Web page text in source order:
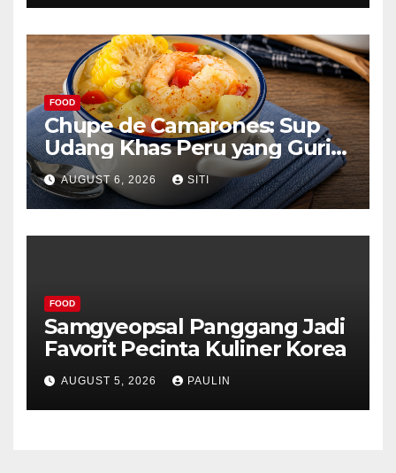
FOOD
Chupe de Camarones: Sup
Udang Khas Peru yang Gurih
Lezat
AUGUST 6, 2026 SITI
FOOD
Samgyeopsal Panggang Jadi
Favorit Pecinta Kuliner Korea
AUGUST 5, 2026 PAULIN